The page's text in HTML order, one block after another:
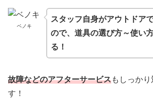
ベノキ
スタッフ自身がアウトドア
ので、道具の選び方～使い
る！
故障などのアフターサービスもしっか
す！